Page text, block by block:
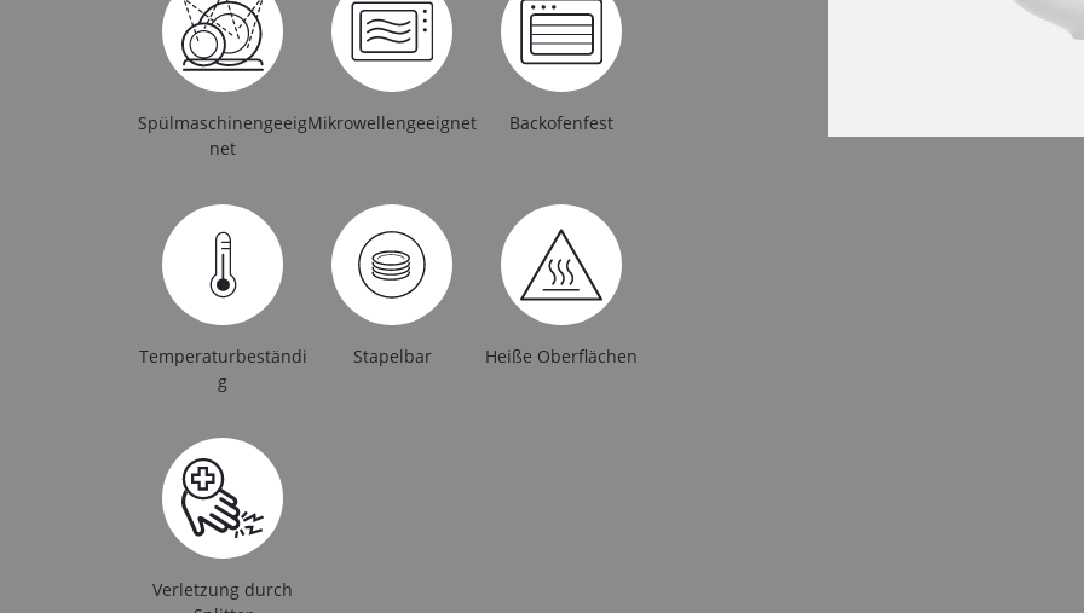
Spülmaschinengeeig
net
Mikrowellengeeignet Backofenfest
Temperaturbeständi
g
Stapelbar Heiße Oberflächen
Verletzung durch